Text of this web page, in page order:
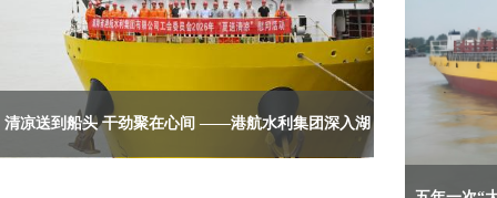
清凉送到船头 干劲聚在心间 ——港航水利集团深入湖